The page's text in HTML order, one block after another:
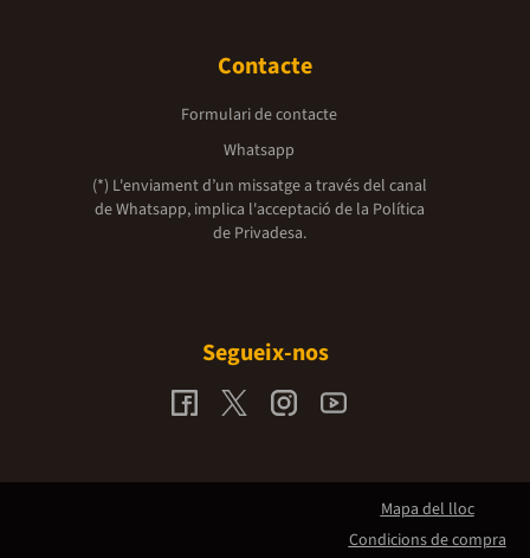
Contacte
Formulari de contacte
Whatsapp
(*) L'enviament d’un missatge a través del canal
de Whatsapp, implica l'acceptació de la Política
de Privadesa.
Segueix-nos
Mapa del lloc
Condicions de compra